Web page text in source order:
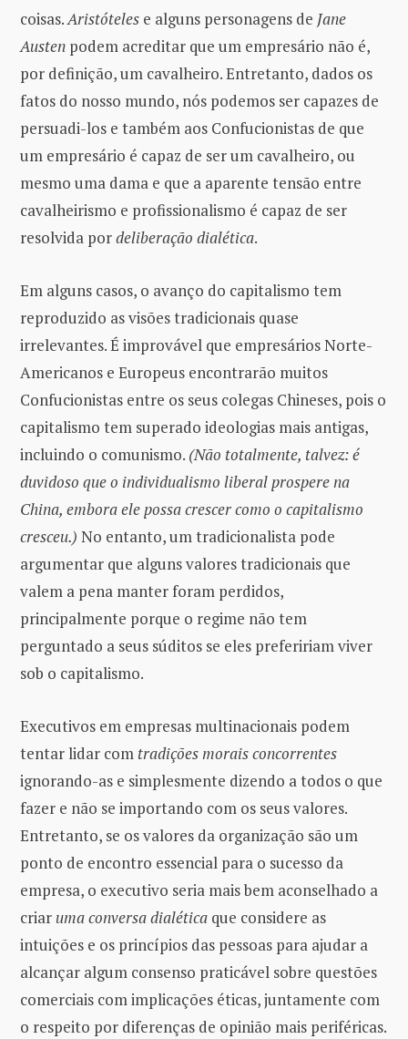
coisas.Aristóteles e alguns personagens de Jane
Austen podem acreditar que um empresário não é,
por definição, um cavalheiro. Entretanto, dados os
fatos do nosso mundo, nós podemos ser capazes de
persuadi-los e também aos Confucionistas de que
um empresário é capaz de ser um cavalheiro, ou
mesmo uma dama e que a aparente tensão entre
cavalheirismo e profissionalismo é capaz de ser
resolvida pordeliberação dialética.
Em alguns casos, o avanço do capitalismo tem
reproduzido as visões tradicionais quase
irrelevantes. É improvável que empresários Norte-
Americanos e Europeus encontrarão muitos
Confucionistas entre os seus colegas Chineses, pois o
capitalismo tem superado ideologias mais antigas,
incluindo o comunismo. (Não totalmente, talvez: é
duvidoso que o individualismo liberal prospere na
China, embora ele possa crescer como o capitalismo
cresceu.) No entanto, um tradicionalista pode
argumentar que alguns valores tradicionais que
valem a pena manter foram perdidos,
principalmente porque o regime não tem
perguntado a seus súditos se eles prefeririam viver
sob o capitalismo.
Executivos em empresas multinacionais podem
tentar lidar com tradições morais concorrentes
ignorando-as e simplesmente dizendo a todos o que
fazer e não se importando com os seus valores.
Entretanto, se os valores da organização são um
ponto de encontro essencial para o sucesso da
empresa, o executivo seria mais bem aconselhado a
criar uma conversa dialética que considere as
intuições e os princípios das pessoas para ajudar a
alcançar algum consenso praticável sobre questões
comerciais com implicações éticas, juntamente com
o respeito por diferenças de opinião mais periféricas.